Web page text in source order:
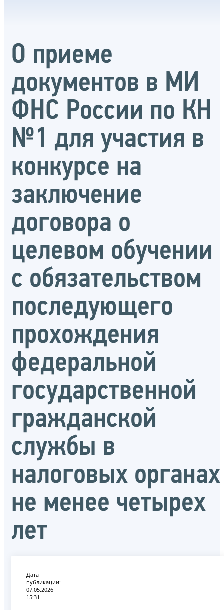
О приеме
документов в МИ
ФНС России по КН
№1 для участия в
конкурсе на
заключение
договора о
целевом обучении
с обязательством
последующего
прохождения
федеральной
государственной
гражданской
службы в
налоговых органах
не менее четырех
лет
Дата
публикации:
07.05.2026
15:31